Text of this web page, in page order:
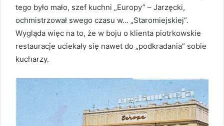
tego było mało, szef kuchni „Europy” – Jarzęcki,
ochmistrzował swego czasu w… „Staromiejskiej”.
Wygląda więc na to, że w boju o klienta piotrkowskie
restauracje uciekały się nawet do „podkradania” sobie
kucharzy.